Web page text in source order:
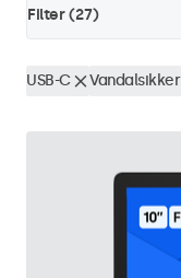
Filter (27)
USB-C Vandalsikker